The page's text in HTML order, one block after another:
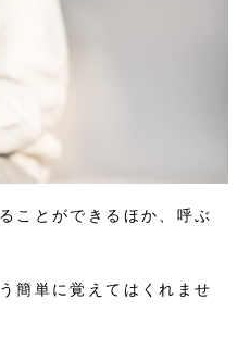
ことができるほか、呼ぶ
簡単に覚えてはくれませ